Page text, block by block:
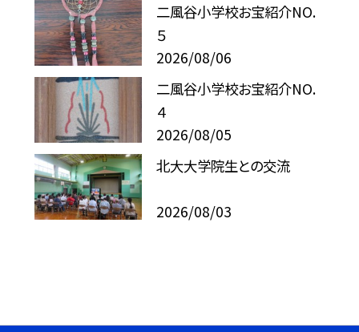
二風谷小学校お宝紹介NO.
５
2026/08/06
二風谷小学校お宝紹介NO.
４
2026/08/05
北大大学院生との交流
2026/08/03